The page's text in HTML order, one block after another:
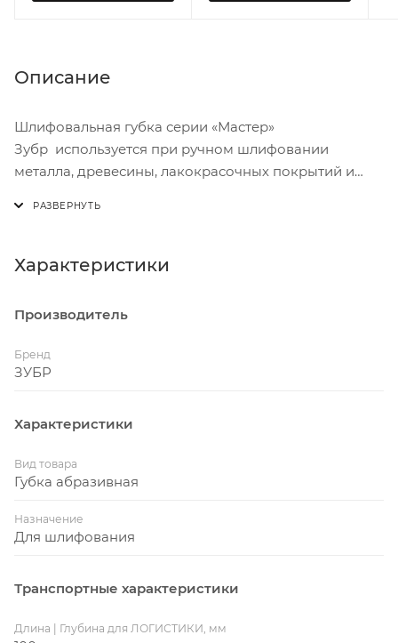
Описание
Шлифовальная губка серии «Мастер»
Зубр используется при ручном шлифовании
металла, древесины, лакокрасочных покрытий и
синтетическая смола. Данная губка имеет среднюю
так и мокром шлифовании.
Характеристики
Производитель
Бренд
ЗУБР
Характеристики
Вид товара
Губка абразивная
Назначение
Для шлифования
Транспортные характеристики
Длина | Глубина для ЛОГИСТИКИ, мм